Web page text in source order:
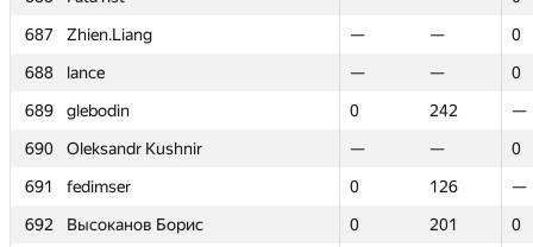
687
Zhien.Liang — —
0
688
lance — —
0
689
glebodin 0 242
—
690
Oleksandr Kushnir — —
0
691
fedimser 0 126
—
692
Высоканов Борис 0 201
0
687
Zhien.Liang — —
0
688
lance — —
0
689
glebodin 0 242
—
690
Oleksandr Kushnir — —
0
691
fedimser 0 126
—
692
Высоканов Борис 0 201
0